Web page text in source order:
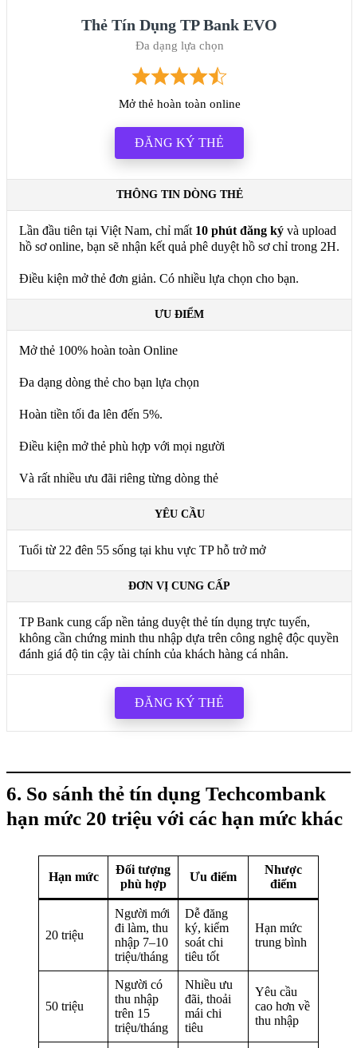
Thẻ Tín Dụng TP Bank EVO
Đa dạng lựa chọn
Mở thẻ hoàn toàn online
ĐĂNG KÝ THẺ
THÔNG TIN DÒNG THẺ
Lần đầu tiên tại Việt Nam, chỉ mất 10 phút đăng ký và upload
hồ sơ online, bạn sẽ nhận kết quả phê duyệt hồ sơ chỉ trong 2H.
Điều kiện mở thẻ đơn giản. Có nhiều lựa chọn cho bạn.
ƯU ĐIỂM
Mở thẻ 100% hoàn toàn Online
Đa dạng dòng thẻ cho bạn lựa chọn
Hoàn tiền tối đa lên đến 5%.
Điều kiện mở thẻ phù hợp với mọi người
Và rất nhiều ưu đãi riêng từng dòng thẻ
YÊU CẦU
Tuổi từ 22 đên 55 sống tại khu vực TP hỗ trở mở
ĐƠN VỊ CUNG CẤP
TP Bank cung cấp nền tảng duyệt thẻ tín dụng trực tuyến,
không cần chứng minh thu nhập dựa trên công nghệ độc quyền
đánh giá độ tin cậy tài chính của khách hàng cá nhân.
ĐĂNG KÝ THẺ
6. So sánh thẻ tín dụng Techcombank
hạn mức 20 triệu với các hạn mức khác
Hạn mức
Đối tượng
phù hợp
Ưu điểm
Nhược
điểm
20 triệu
Người mới
đi làm, thu
nhập 7–10
triệu/tháng
Dễ đăng
ký, kiểm
soát chi
tiêu tốt
Hạn mức
trung bình
50 triệu
Người có
thu nhập
trên 15
triệu/tháng
Nhiều ưu
đãi, thoải
mái chi
tiêu
Yêu cầu
cao hơn về
thu nhập